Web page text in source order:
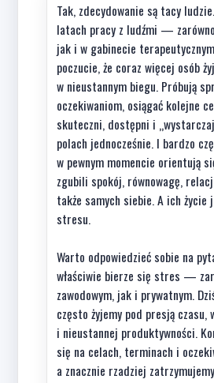
Tak, zdecydowanie są tacy
latach pracy z ludźmi —
jak i w gabinecie
poczucie, że coraz więcej osób
w nieustannym biegu. Próbują
oczekiwaniom, osiągać kolejne
skuteczni, dostępni i
polach jednocześnie. I bardzo
w pewnym momencie orientują
zgubili spokój, równowagę,
także samych siebie. A ich życie
stresu.
Warto odpowiedzieć sobie na
właściwie bierze się stres —
zawodowym, jak i prywatnym.
często żyjemy pod presją czasu,
i nieustannej produktywności.
się na celach, terminach i
a znacznie rzadziej